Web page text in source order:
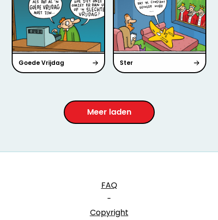
Goede Vrijdag Ster
Meer laden
FAQ
-
Copyright